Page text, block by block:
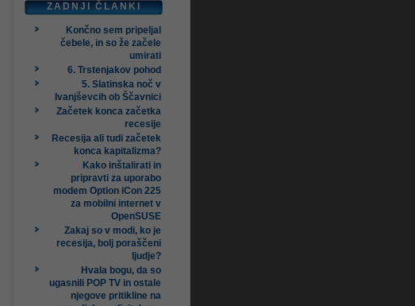
ZADNJI ČLANKI
Končno sem pripeljal
čebele, in so že začele
umirati
6. Trstenjakov pohod
5. Slatinska noč v
Ivanjševcih ob Ščavnici
Začetek konca začetka
recesije
Recesija ali tudi začetek
konca kapitalizma?
Kako inštalirati in
pripravti za uporabo
modem Option iCon 225
za mobilni internet v
OpenSUSE
Zakaj so v modi, ko je
recesija, bolj poraščeni
ljudje?
Hvala bogu, da so
ugasnili POP TV in ostale
njegove pritikline na